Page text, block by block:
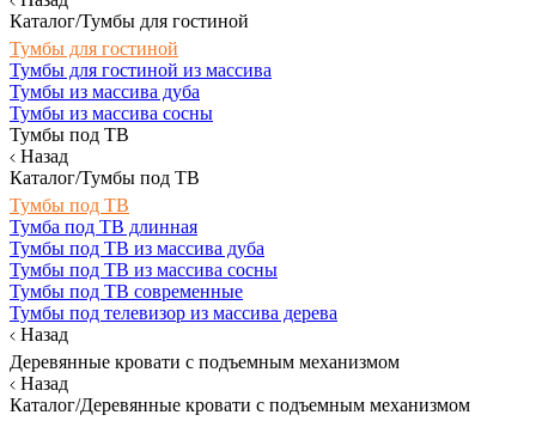
Каталог/Тумбы для гостиной
Тумбы для гостиной
Тумбы для гостиной из массива
Тумбы из массива дуба
Тумбы из массива сосны
Тумбы под ТВ
Назад
Каталог/Тумбы под ТВ
Тумбы под ТВ
Тумба под ТВ длинная
Тумбы под ТВ из массива дуба
Тумбы под ТВ из массива сосны
Тумбы под ТВ современные
Тумбы под телевизор из массива дерева
Назад
Деревянные кровати с подъемным механизмом
Назад
Каталог/Деревянные кровати с подъемным механизмом